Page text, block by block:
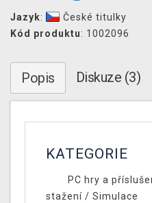
Jazyk:
České titulky
Kód produktu: 1002096
Popis Diskuze (3)
KATEGORIE
PC hry a
stažení / Simulace